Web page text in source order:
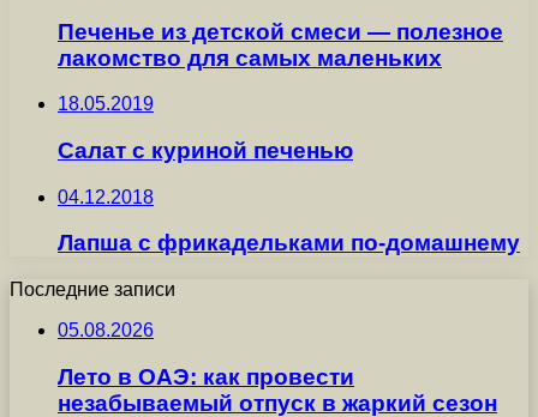
Печенье из детской смеси — полезное
лакомство для самых маленьких
18.05.2019
Салат с куриной печенью
04.12.2018
Лапша с фрикадельками по-домашнему
Последние записи
05.08.2026
Лето в ОАЭ: как провести
незабываемый отпуск в жаркий сезон